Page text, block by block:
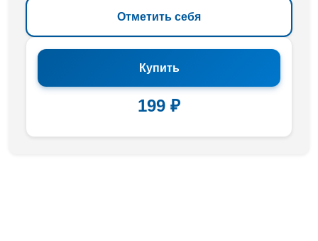
Отметить себя
Купить
199 ₽